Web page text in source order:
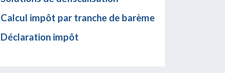
Calcul impôt par tranche de barème
Déclaration impôt